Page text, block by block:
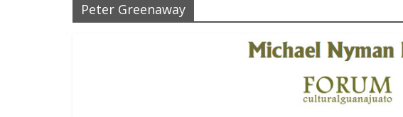
Peter Greenaway